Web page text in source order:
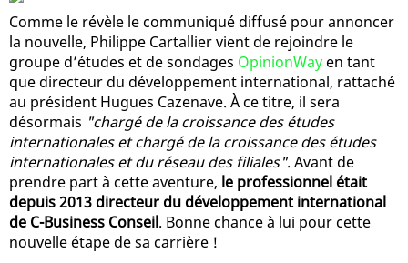
Comme le révèle le communiqué diffusé pour annoncer
la nouvelle, Philippe Cartallier vient de rejoindre le
groupe d’études et de sondages OpinionWay en tant
que directeur du développement international, rattaché
au président Hugues Cazenave. À ce titre, il sera
désormais "chargé de la croissance des études
internationales et chargé de la croissance des études
internationales et du réseau des filiales". Avant de
prendre part à cette aventure, le professionnel était
depuis 2013 directeur du développement international
de C-Business Conseil. Bonne chance à lui pour cette
nouvelle étape de sa carrière !